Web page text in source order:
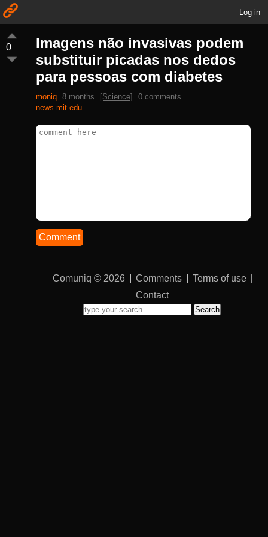
Log in
0
Imagens não invasivas podem
substituir picadas nos dedos
para pessoas com diabetes
moniq 8 months [Science]
0 comments
news.mit.edu
Comment
Comuniq © 2026 Comments Terms of use
Contact
Search